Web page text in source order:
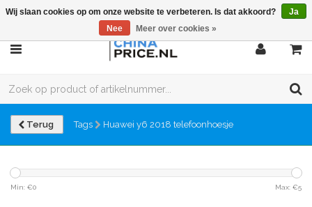
Terug Tags Huawei y6 2018 telefoonhoesje
Min: €0 Max: €5
Wij slaan cookies op om onze website te verbeteren. Is dat akkoord?
Ja
Nee
Meer over cookies »